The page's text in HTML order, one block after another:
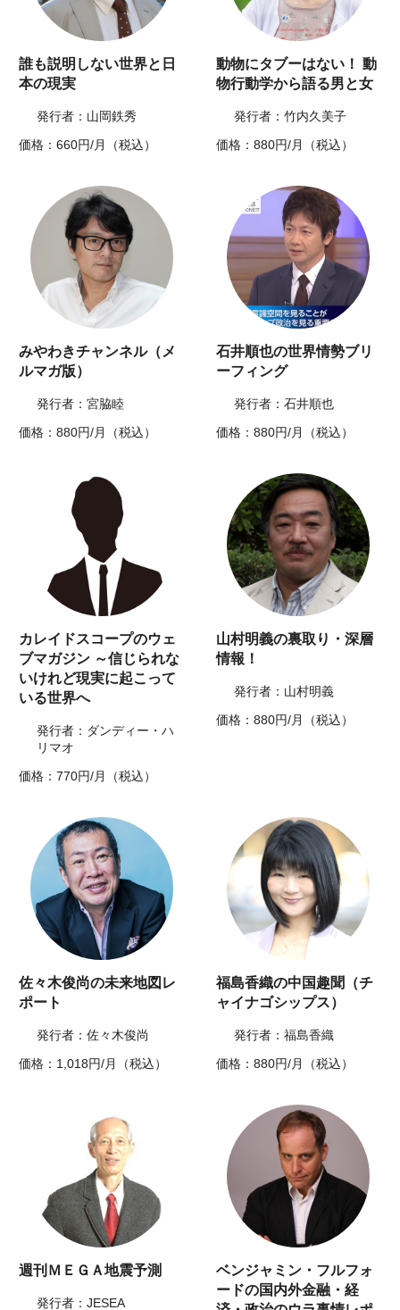
誰も説明しない世界と日
本の現実
発行者：山岡鉄秀
価格：660円/月（税込）
動物にタブーはない！ 動
物行動学から語る男と女
発行者：竹内久美子
価格：880円/月（税込）
みやわきチャンネル（メ
ルマガ版）
発行者：宮脇睦
価格：880円/月（税込）
石井順也の世界情勢ブリ
ーフィング
発行者：石井順也
価格：880円/月（税込）
カレイドスコープのウェ
ブマガジン ～信じられな
いけれど現実に起こって
いる世界へ
発行者：ダンディー・ハ
リマオ
価格：770円/月（税込）
山村明義の裏取り・深層
情報！
発行者：山村明義
価格：880円/月（税込）
佐々木俊尚の未来地図レ
ポート
発行者：佐々木俊尚
価格：1,018円/月（税込）
福島香織の中国趣聞（チ
ャイナゴシップス）
発行者：福島香織
価格：880円/月（税込）
週刊ＭＥＧＡ地震予測
発行者：JESEA
ベンジャミン・フルフォ
ードの国内外金融・経